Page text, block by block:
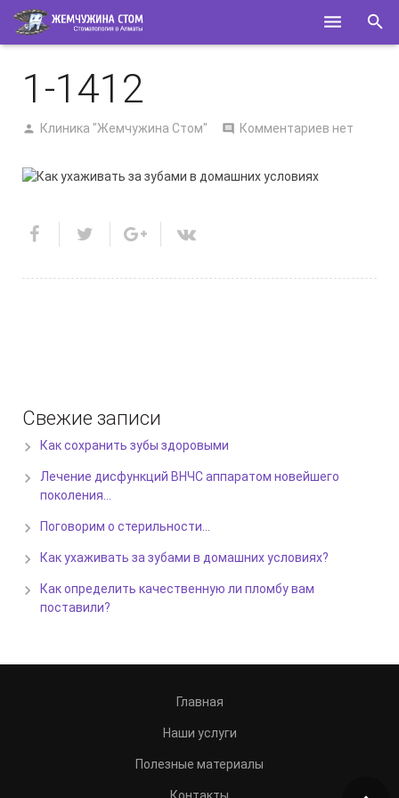
О НАС
СПЕЦИАЛИСТЫ
КОНТАКТЫ
1-1412
Клиника "Жемчужина Стом" Комментариев нет
Свежие записи
Как сохранить зубы здоровыми
Лечение дисфункций ВНЧС аппаратом новейшего
поколения…
Поговорим о стерильности…
Как ухаживать за зубами в домашних условиях?
Как определить качественную ли пломбу вам
поставили?
Главная
Наши услуги
Полезные материалы